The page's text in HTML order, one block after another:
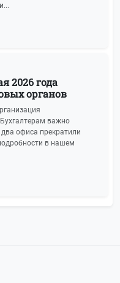
2026 года
органов
важно
офиса прекратили
в нашем